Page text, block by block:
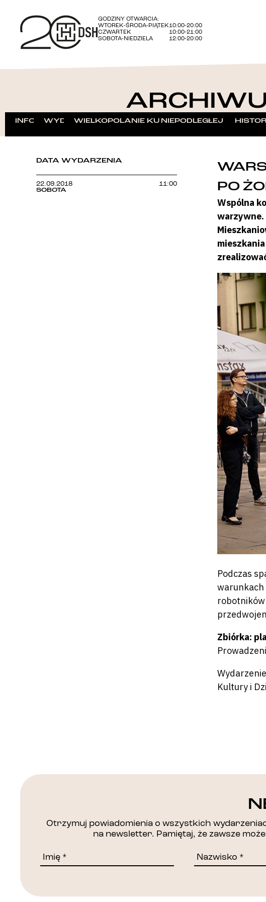
GODZINY OTWARCIA:
WTOREK-ŚRODA-PIĄTEK10:00-20:00
CZWARTEK
10:00-21:00
SOBOTA-NIEDZIELA
12:00-20:00
INFORMACJEWYDARZENIAWIELKOPOLANIE KU NIEPODLEGŁEJ – W
DATA WYDARZENIA
22.09.2018
SOBOTA
11:00
PO
Wspólna
warzywne.
Podczas
warunkach
robotników
Zbiórka:
Kultury i
Otrzymuj powiadomienia o wszystkich
na newsletter. Pamiętaj, że zawsze